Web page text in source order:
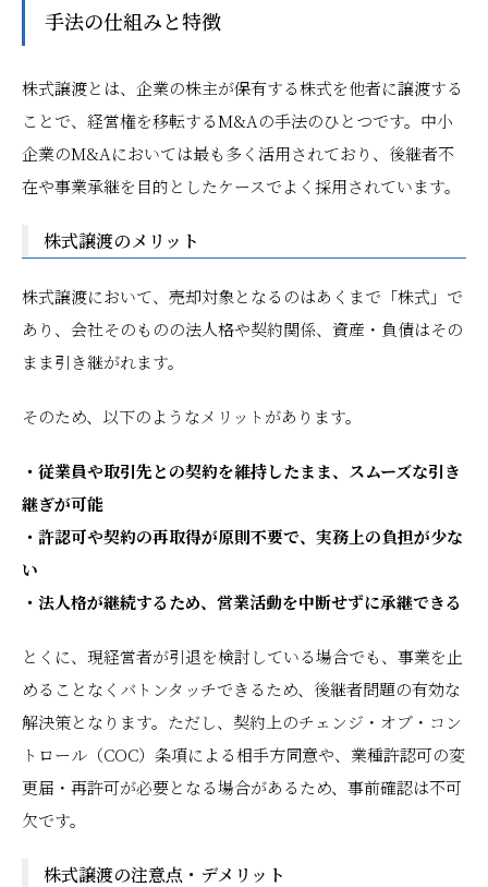
手法の仕組みと特徴
株式譲渡とは、企業の株主が保有する株式を他者に譲渡する
ことで、経営権を移転するM&Aの手法のひとつです。中小
企業のM&Aにおいては最も多く活用されており、後継者不
在や事業承継を目的としたケースでよく採用されています。
株式譲渡のメリット
株式譲渡において、売却対象となるのはあくまで「株式」で
あり、会社そのものの法人格や契約関係、資産・負債はその
まま引き継がれます。
そのため、以下のようなメリットがあります。
・従業員や取引先との契約を維持したまま、スムーズな引き
継ぎが可能
・許認可や契約の再取得が原則不要で、実務上の負担が少な
い
・法人格が継続するため、営業活動を中断せずに承継できる
とくに、現経営者が引退を検討している場合でも、事業を止
めることなくバトンタッチできるため、後継者問題の有効な
解決策となります。ただし、契約上のチェンジ・オブ・コン
トロール（COC）条項による相手方同意や、業種許認可の変
更届・再許可が必要となる場合があるため、事前確認は不可
欠です。
株式譲渡の注意点・デメリット